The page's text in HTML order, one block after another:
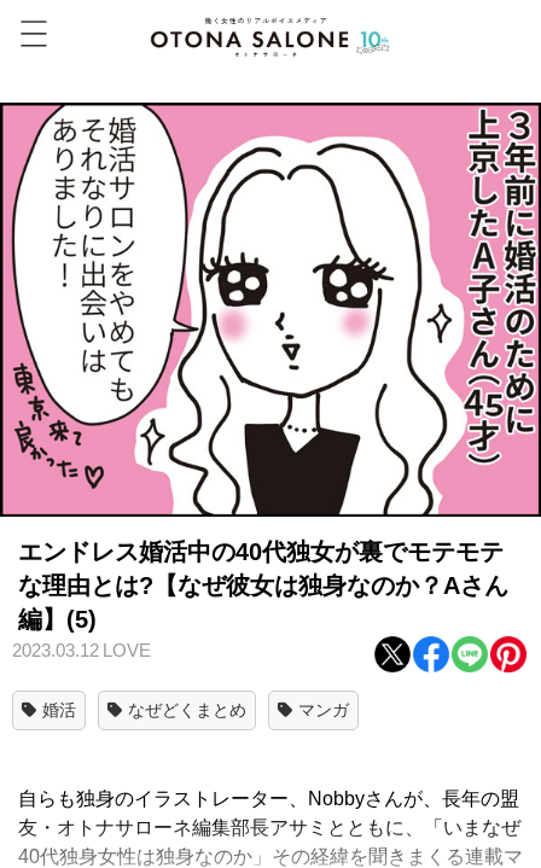
エンドレス婚活中の40代独女が裏でモテモテ
な理由とは?【なぜ彼女は独身なのか？Aさん
編】(5)
2023.03.12 LOVE
婚活 なぜどくまとめ マンガ
自らも独身のイラストレーター、Nobbyさんが、長年の盟
友・オトナサローネ編集部長アサミとともに、「いまなぜ
40代独身女性は独身なのか」その経緯を聞きまくる連載マ